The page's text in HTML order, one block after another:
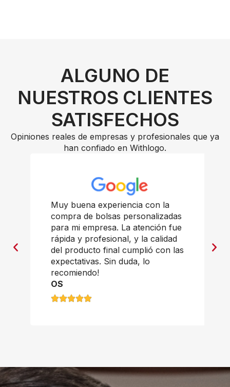
ALGUNO DE
NUESTROS CLIENTES
SATISFECHOS
Opiniones reales de empresas y profesionales que ya
han confiado en Withlogo.
Muy buena experiencia con la
compra de bolsas personalizadas
para mi empresa. La atención fue
rápida y profesional, y la calidad
del producto final cumplió con las
expectativas. Sin duda, lo
recomiendo!
OS